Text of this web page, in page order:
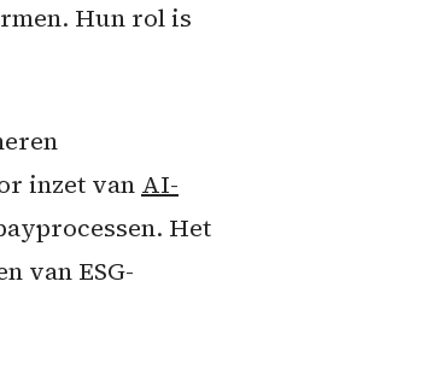
Hun rol is
inzet van AI-
Het
van ESG-